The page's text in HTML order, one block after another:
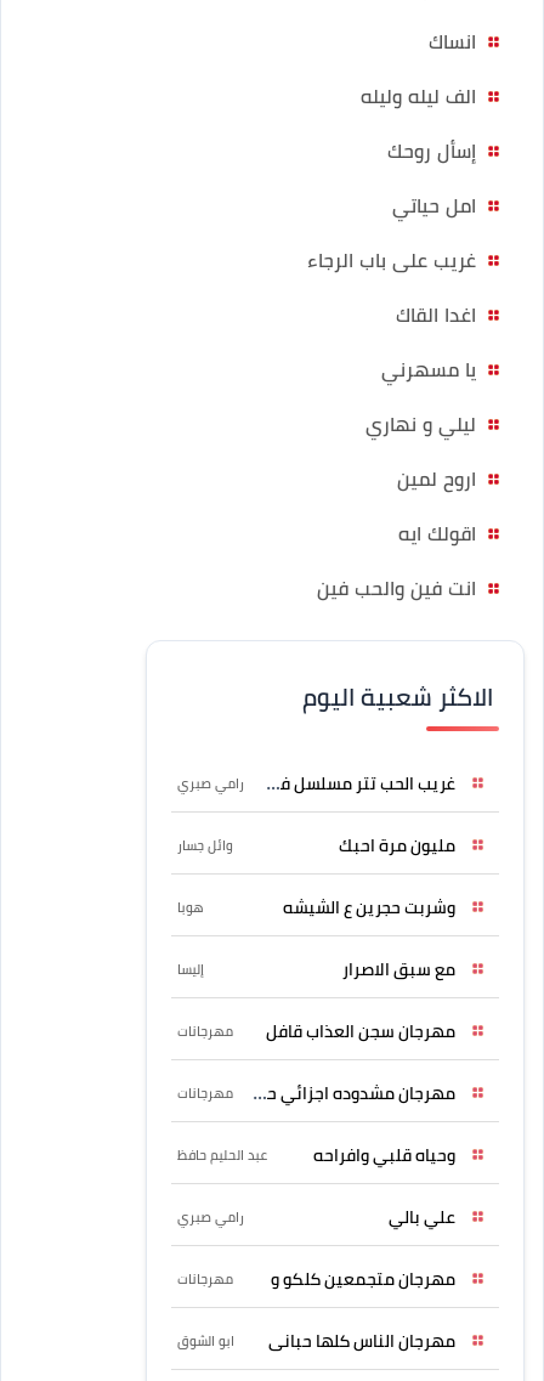
انساك
الف ليله وليله
إسأل روحك
امل حياتي
غريب على باب الرجاء
اغدا القاك
يا مسهرني
ليلي و نهاري
اروح لمين
اقولك ايه
انت فين والحب فين
الاكثر شعبية اليوم
غريب الحب تتر مسلسل فرصة رامي صبري
مليون مرة احبك وائل جسار
وشربت حجرين ع الشيشه هوبا
مع سبق الاصرار إليسا
مهرجان سجن العذاب قافل مهرجانات
مهرجان مشدوده اجزائي حربونى مهرجانات
وحياه قلبي وافراحه عبد الحليم حافظ
علي بالي رامي صبري
مهرجان متجمعين كلكو و مهرجانات
مهرجان الناس كلها حبانى ابو الشوق